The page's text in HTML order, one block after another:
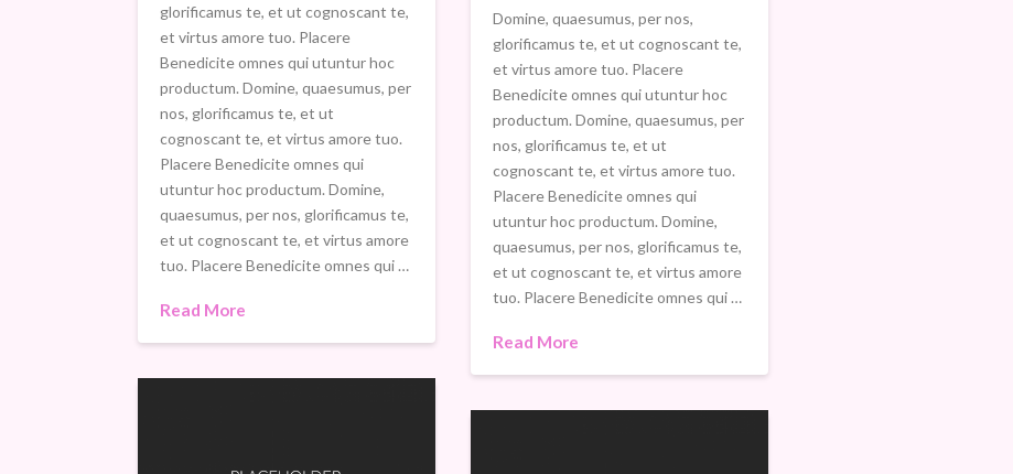
glorificamus te, et ut cognoscant te,
et virtus amore tuo. Placere
Benedicite omnes qui utuntur hoc
productum. Domine, quaesumus, per
nos, glorificamus te, et ut
cognoscant te, et virtus amore tuo.
Placere Benedicite omnes qui
utuntur hoc productum. Domine,
quaesumus, per nos, glorificamus te,
et ut cognoscant te, et virtus amore
tuo. Placere Benedicite omnes qui …
Read More
Domine, quaesumus, per nos,
glorificamus te, et ut cognoscant te,
et virtus amore tuo. Placere
Benedicite omnes qui utuntur hoc
productum. Domine, quaesumus, per
nos, glorificamus te, et ut
cognoscant te, et virtus amore tuo.
Placere Benedicite omnes qui
utuntur hoc productum. Domine,
quaesumus, per nos, glorificamus te,
et ut cognoscant te, et virtus amore
tuo. Placere Benedicite omnes qui …
Read More